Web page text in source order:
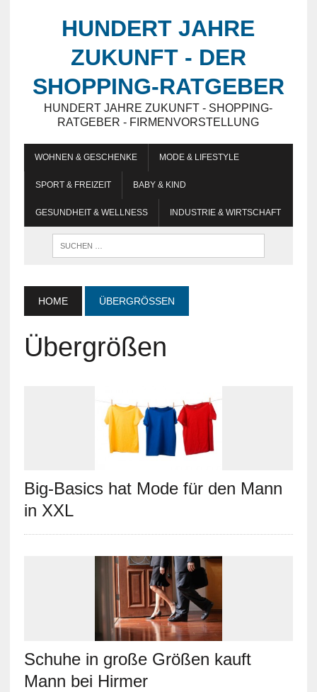
HUNDERT JAHRE
ZUKUNFT - DER
SHOPPING-RATGEBER
HUNDERT JAHRE ZUKUNFT - SHOPPING-
RATGEBER - FIRMENVORSTELLUNG
WOHNEN & GESCHENKE MODE & LIFESTYLE
SPORT & FREIZEIT BABY & KIND
GESUNDHEIT & WELLNESS INDUSTRIE & WIRTSCHAFT
HOME ÜBERGRÖSSEN
Übergrößen
Big-Basics hat Mode für den Mann
in XXL
Schuhe in große Größen kauft
Mann bei Hirmer